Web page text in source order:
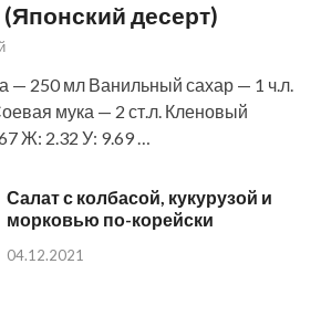
десерт)
— 250 мл Ванильный сахар — 1 ч.л.
мука — 2 ст.л. Кленовый
Ж: 2.32 У: 9.69 …
Салат с колбасой, кукурузой и
морковью по-корейски
04.12.2021